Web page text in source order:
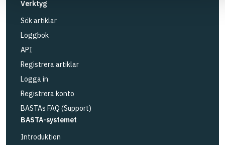
Verktyg
Sök artiklar
Loggbok
API
Registrera artiklar
Logga in
Registrera konto
BASTAs FAQ (Support)
BASTA-systemet
Introduktion